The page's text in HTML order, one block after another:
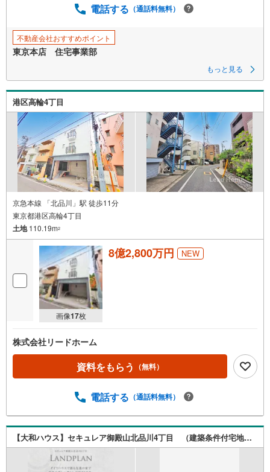
電話する （通話料無料）
不動産会社おすすめポイント
東京本店 住宅事業部
もっと見る
港区高輪4丁目
京急本線 「北品川」駅 徒歩11分
東京都港区高輪4丁目
土地110.19m2
画像17枚
8億2,800万円 NEW
株式会社リードホーム
資料をもらう （無料）
電話する （通話料無料）
【大和ハウス】セキュレア御殿山北品川4丁目 （建築条件付宅地分譲）